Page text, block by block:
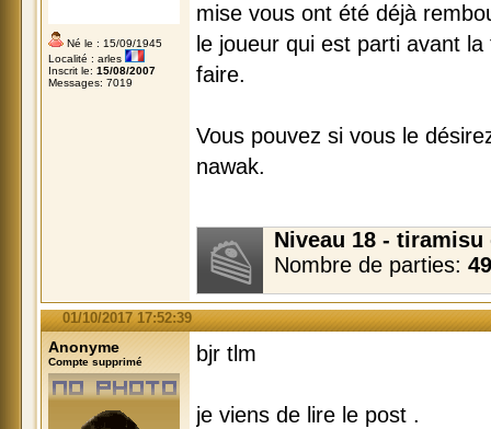
Né le : 15/09/1945
Localité : arles
Inscrit le: 15/08/2007
Messages: 7019
mise vous ont été déjà
le joueur qui est parti avant
faire.
Vous pouvez si vous le
nawak.
Niveau 18 - tiramisu
Nombre de parties:
01/10/2017 17:52:39
Anonyme
Compte supprimé bjr tlm
je viens de lire le post .